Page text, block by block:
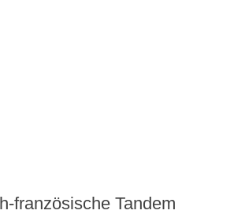
französische Tandem